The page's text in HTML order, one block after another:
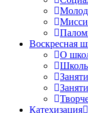
Воскресная
О
Катехизация